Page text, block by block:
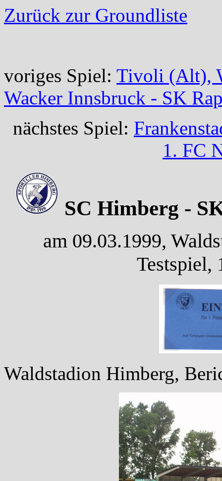
Zurück zur Groundliste
voriges Spiel: Tivoli (Alt),
Wacker Innsbruck - SK
nächstes Spiel:
1. FC
SC Himberg -
am 09.03.1999,
Testspiel,
Waldstadion Himberg,